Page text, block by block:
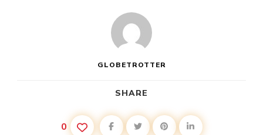
GLOBETROTTER
SHARE
0